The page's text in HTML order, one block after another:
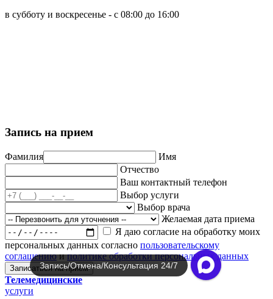
в субботу и воскресенье - с 08:00 до 16:00
Запись на прием
Фамилия
Имя
Отчество
Ваш контактный телефон
Выбор услуги
Выбор врача
Желаемая дата приема
Я даю согласие на обработку моих
персональных данных согласно пользовательскому
соглашениюиполитике обработки персональных данных
Записаться на прием
Телемедицинские
услуги
Запись/Отмена/Консультация 24/7